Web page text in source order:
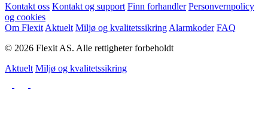
Kontakt oss Kontakt og support Finn forhandler Personvernpolicy
og cookies
Om Flexit Aktuelt Miljø og kvalitetssikring Alarmkoder FAQ
© 2026 Flexit AS. Alle rettigheter forbeholdt
Aktuelt Miljø og kvalitetssikring